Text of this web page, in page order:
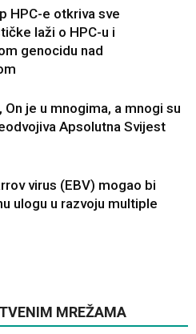
HPC-e otkriva sve
laži o HPC-u i
genocidu nad
On je u mnogima, a mnogi su
Apsolutna Svijest
virus (EBV) mogao bi
ulogu u razvoju multiple
MREŽAMA